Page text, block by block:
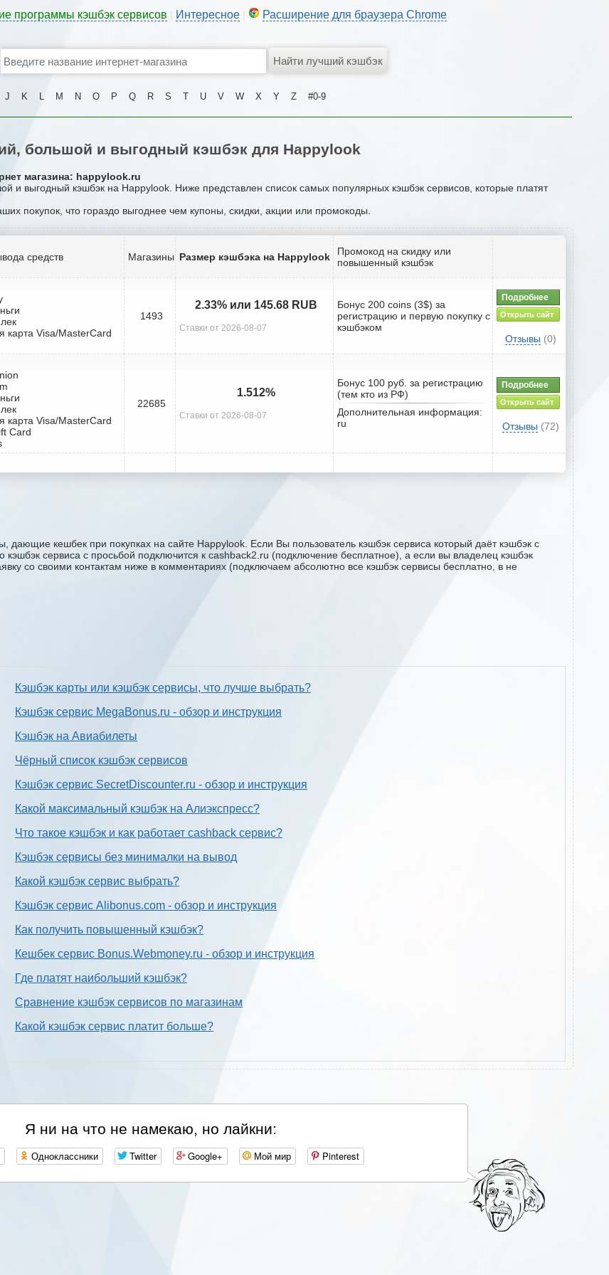
программы кэшбэк сервисов Интересное Расширение для браузера Chrome
J K L M N O P Q R S T U V W X Y Z #0-9
большой и выгодный кэшбэк для Happylook
магазина: happylook.ru
и выгодный кэшбэк на Happylook. Ниже представлен список самых популярных кэшбэк сервисов, которые платят
покупок, что гораздо выгоднее чем купоны, скидки, акции или промокоды.
средств Магазины Размер кэшбэка на Happylook
Промокод на скидку или
повышенный кэшбэк
карта Visa/MasterCard
1493
2.33% или 145.68 RUB
Ставки от 2026-08-07
Бонус 200 coins (3$) за
регистрацию и первую покупку с
кэшбэком
Подробнее
Открыть сайт
Отзывы (0)
карта Visa/MasterCard
Card
22685
1.512%
Ставки от 2026-08-07
Бонус 100 руб. за регистрацию
(тем кто из РФ)
Дополнительная информация:
ru
Подробнее
Открыть сайт
Отзывы (72)
дающие кешбек при покупках на сайте Happylook. Если Вы пользователь кэшбэк сервиса который даёт кэшбэк с
кэшбэк сервиса с проcьбой подключится к cashback2.ru (подключение бесплатное), а если вы владелец кэшбэк
со своими контактам ниже в комментариях (подключаем абсолютно все кэшбэк сервисы бесплатно, в не
Кэшбэк карты или кэшбэк сервисы, что лучше выбрать?
Кэшбэк сервис MegaBonus.ru - обзор и инструкция
Кэшбэк на Авиабилеты
Чёрный список кэшбэк сервисов
Кэшбэк сервис SecretDiscounter.ru - обзор и инструкция
Какой максимальный кэшбэк на Алиэкспресс?
Что такое кэшбэк и как работает cashback сервис?
Кэшбэк сервисы без минималки на вывод
Какой кэшбэк сервис выбрать?
Кэшбэк сервис Alibonus.com - обзор и инструкция
Как получить повышенный кэшбэк?
Кешбек сервис Bonus.Webmoney.ru - обзор и инструкция
Где платят наибольший кэшбэк?
Сравнение кэшбэк сервисов по магазинам
Какой кэшбэк сервис платит больше?
Я ни на что не намекаю, но лайкни:
Одноклассники Twitter Google+ Мой мир Pinterest